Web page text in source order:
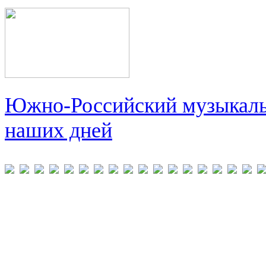
Южно-Российский
наших дней